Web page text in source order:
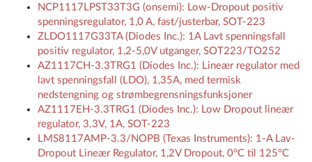
NCP1117LPST33T3G (onsemi): Low-Dropout positiv
spenningsregulator, 1,0 A, fast/justerbar, SOT-223
ZLDO1117G33TA (Diodes Inc.): 1A Lavt spenningsfall
positiv regulator, 1,2-5,0V utganger, SOT223/TO252
AZ1117CH-3.3TRG1 (Diodes Inc.): Lineær regulator med
lavt spenningsfall (LDO), 1,35A, med termisk
nedstengning og strømbegrensningsfunksjoner
AZ1117EH-3.3TRG1 (Diodes Inc.): Low Dropout lineær
regulator, 3.3V, 1A, SOT-223
LMS8117AMP-3.3/NOPB (Texas Instruments): 1-A Lav-
Dropout Lineær Regulator, 1,2V Dropout, 0°C til 125°C